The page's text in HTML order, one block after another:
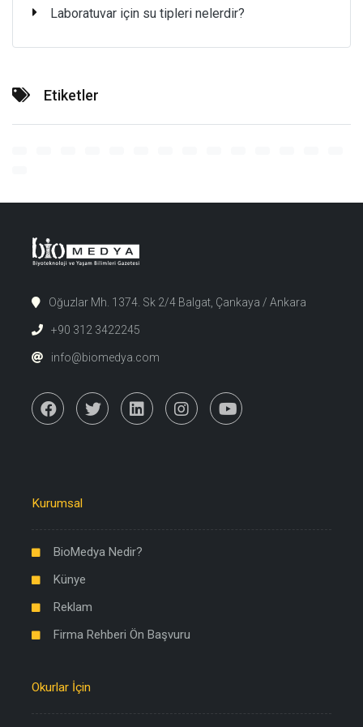
Laboratuvar için su tipleri nelerdir?
Etiketler
Oğuzlar Mh. 1374. Sk 2/4 Balgat, Çankaya / Ankara
+90 312 3422245
info@biomedya.com
Kurumsal
BioMedya Nedir?
Künye
Reklam
Firma Rehberi Ön Başvuru
Okurlar İçin